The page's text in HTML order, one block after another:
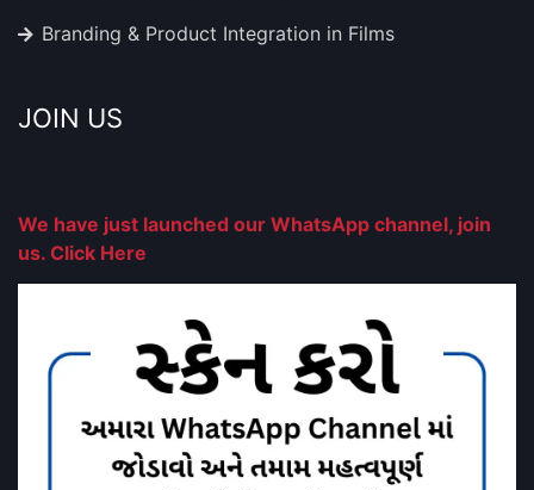
Branding & Product Integration in Films
JOIN US
We have just launched our WhatsApp channel, join
us. Click Here